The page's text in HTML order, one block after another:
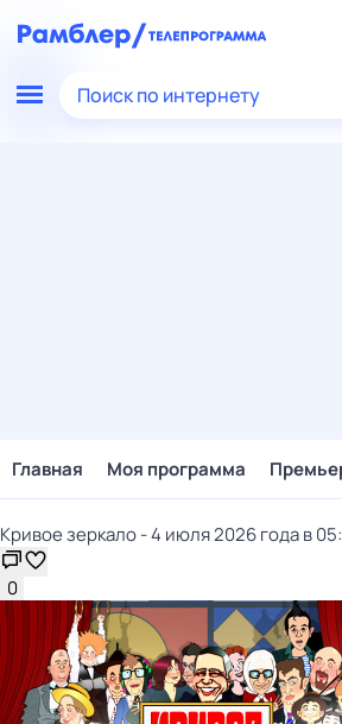
Поиск по интернету
Главная Моя программа
Кривое зеркало - 4 июля 2026 года в
0